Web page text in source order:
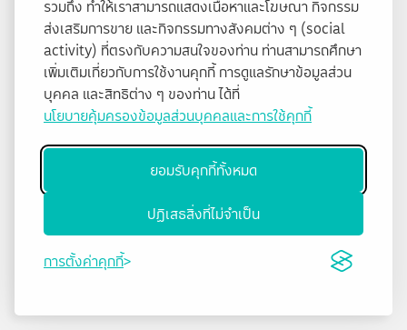
รวมถึง ทำให้เราสามารถแสดงเนื้อหาและโฆษณา กิจกรรม
ส่งเสริมการขาย และกิจกรรมทางสังคมต่าง ๆ (social
activity) ที่ตรงกับความสนใจของท่าน ท่านสามารถศึกษา
เพิ่มเติมเกี่ยวกับการใช้งานคุกกี้ การดูแลรักษาข้อมูลส่วน
บุคคล และสิทธิต่าง ๆ ของท่าน ได้ที่
นโยบายคุ้มครองข้อมูลส่วนบุคคลและการใช้คุกกี้
ยอมรับคุกกี้ทั้งหมด
ปฏิเสธสิ่งที่ไม่จำเป็น
การตั้งค่าคุกกี้